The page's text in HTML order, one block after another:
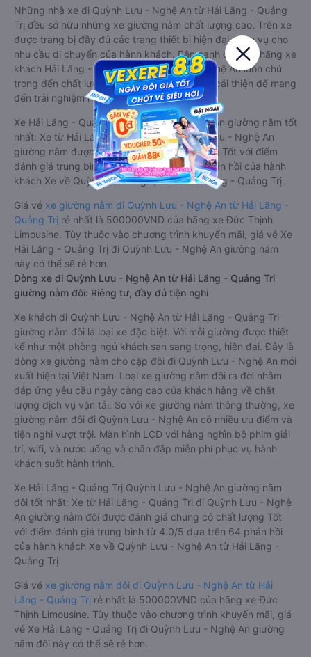
Những nhà xe đi Quỳnh Lưu - Nghệ An từ Hải Lăng - Quảng
Trị đều sở hữu những xe giường nằm chất lượng cao. Trên xe
được trang bị đầy đủ các trang thiết bị hiện đại phục vụ cho
nhu cầu di chuyển của hành khách. Bên cạnh đó, các hãng xe
khách Hải Lăng - Quảng Trị Quỳnh Lưu - Nghệ An luôn chú
trọng đến chất lượng dịch vụ, không ngừng cải thiện để mang
đến trải nghiệm hoàn hảo cho hành khách.
Xe Hải Lăng - Quảng Trị Quỳnh Lưu - Nghệ An giường nằm tốt
nhất: Xe từ Hải Lăng - Quảng Trị đi Quỳnh Lưu - Nghệ An
giường nằm được đánh giá chung chất lượng Tốt với điểm
đánh giá trung bình từ 4.0/5 dựa trên 64 phản hồi của hành
khách Xe về Quỳnh Lưu - Nghệ An từ Hải Lăng - Quảng Trị.
Giá vé xe giường nằm đi Quỳnh Lưu - Nghệ An từ Hải Lăng -
Quảng Trị rẻ nhất là 500000VND của hãng xe Đức Thịnh
Limousine. Tùy thuộc vào chương trình khuyến mãi, giá vé Xe
Hải Lăng - Quảng Trị đi Quỳnh Lưu - Nghệ An giường nằm
này có thể sẽ rẻ hơn.
Dòng xe đi Quỳnh Lưu - Nghệ An từ Hải Lăng - Quảng Trị
giường nằm đôi: Riêng tư, đầy đủ tiện nghi
Xe khách đi Quỳnh Lưu - Nghệ An từ Hải Lăng - Quảng Trị
giường nằm đôi là loại xe đặc biệt. Với mỗi giường được thiết
kế như một phòng ngủ khách sạn sang trọng, hiện đại. Đây là
dòng xe giường nằm cho cặp đôi đi Quỳnh Lưu - Nghệ An mới
xuất hiện tại Việt Nam. Loại xe giường nằm đôi ra đời nhằm
đáp ứng yêu cầu ngày càng cao của khách hàng về chất
lượng dịch vụ vận tải. So với xe giường nằm thông thường, xe
giường nằm đôi đi Quỳnh Lưu - Nghệ An có nhiều ưu điểm và
tiện nghi vượt trội. Màn hình LCD với hàng nghìn bộ phim giải
trí, wifi, và nước uống và chăn đắp miễn phí phục vụ hành
khách suốt hành trình.
Xe Hải Lăng - Quảng Trị Quỳnh Lưu - Nghệ An giường nằm
đôi tốt nhất: Xe từ Hải Lăng - Quảng Trị đi Quỳnh Lưu - Nghệ
An giường nằm đôi được đánh giá chung có chất lượng Tốt
với điểm đánh giá trung bình từ 4.0/5 dựa trên 64 phản hồi
của hành khách Xe về Quỳnh Lưu - Nghệ An từ Hải Lăng -
Quảng Trị.
Giá vé xe giường nằm đôi đi Quỳnh Lưu - Nghệ An từ Hải
Lăng - Quảng Trị rẻ nhất là 500000VND của hãng xe Đức
Thịnh Limousine. Tùy thuộc vào chương trình khuyến mãi, giá
vé Xe Hải Lăng - Quảng Trị đi Quỳnh Lưu - Nghệ An giường
nằm đôi này có thể sẽ rẻ hơn.